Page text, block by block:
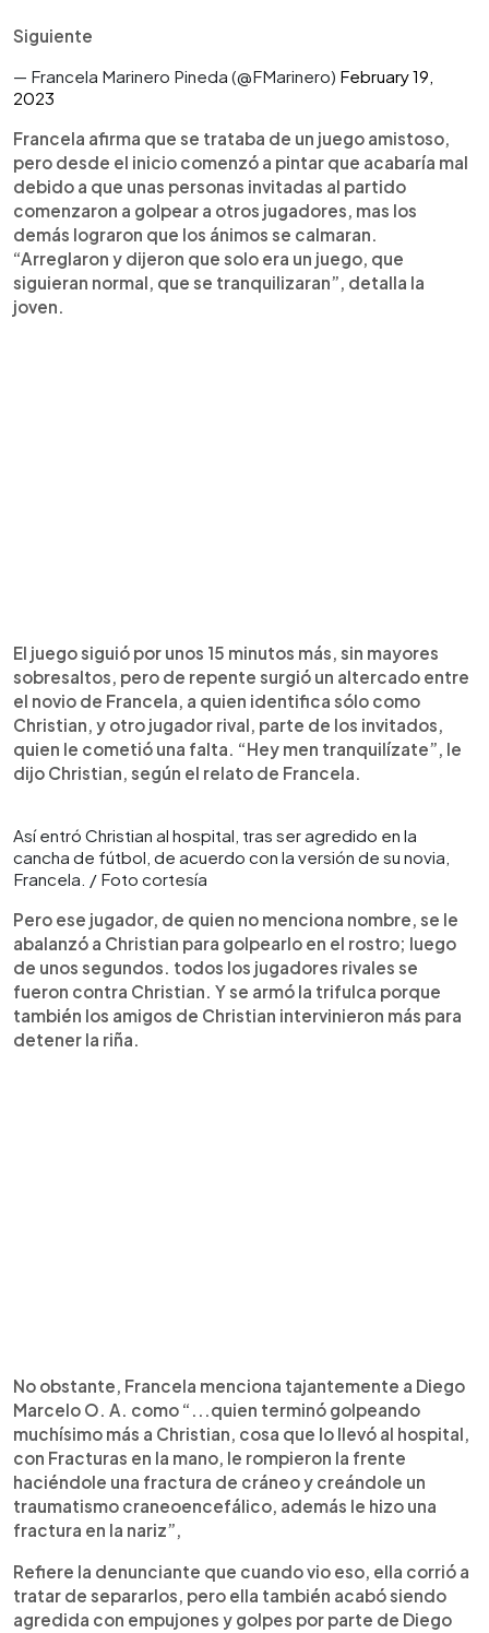
Siguiente
— Francela Marinero Pineda (@FMarinero) February 19,
2023
Francela afirma que se trataba de un juego amistoso,
pero desde el inicio comenzó a pintar que acabaría mal
debido a que unas personas invitadas al partido
comenzaron a golpear a otros jugadores, mas los
demás lograron que los ánimos se calmaran.
“Arreglaron y dijeron que solo era un juego, que
siguieran normal, que se tranquilizaran”, detalla la
joven.
El juego siguió por unos 15 minutos más, sin mayores
sobresaltos, pero de repente surgió un altercado entre
el novio de Francela, a quien identifica sólo como
Christian, y otro jugador rival, parte de los invitados,
quien le cometió una falta. “Hey men tranquilízate”, le
dijo Christian, según el relato de Francela.
Así entró Christian al hospital, tras ser agredido en la
cancha de fútbol, de acuerdo con la versión de su novia,
Francela. / Foto cortesía
Pero ese jugador, de quien no menciona nombre, se le
abalanzó a Christian para golpearlo en el rostro; luego
de unos segundos. todos los jugadores rivales se
fueron contra Christian. Y se armó la trifulca porque
también los amigos de Christian intervinieron más para
detener la riña.
No obstante, Francela menciona tajantemente a Diego
Marcelo O. A. como “...quien terminó golpeando
muchísimo más a Christian, cosa que lo llevó al hospital,
con Fracturas en la mano, le rompieron la frente
haciéndole una fractura de cráneo y creándole un
traumatismo craneoencefálico, además le hizo una
fractura en la nariz”,
Refiere la denunciante que cuando vio eso, ella corrió a
tratar de separarlos, pero ella también acabó siendo
agredida con empujones y golpes por parte de Diego